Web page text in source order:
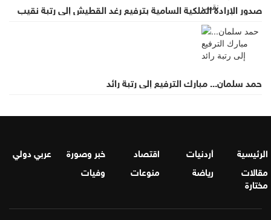
صدور الإرادة الملكية السامية بترفيع رغد القطيش إلى رتبة نقيب
حمد سلمان... مبارك الترفيع إلى رتبة رائد
الرئيسية أردنيات اقتصاد خبر وصورة
عربي دولي
مقالات
مختارة
رياضة منوعات وفيات